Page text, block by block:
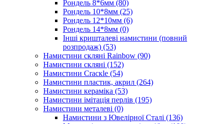
Рондель 8*6мм (80)
Рондель 10*8мм (25)
Рондель 12*10мм (6)
Рондель 14*8мм (0)
Інші кришталеві намистини (повний
розпродаж) (53)
Намистини скляні Rainbow (90)
Намистини скляні (152)
Намистини Cracкle (54)
Намистини пластик, акрил (264)
Намистини кераміка (53)
Намистини імітація перлів (195)
Намистини металеві (0)
Намистини з Ювелірної Сталі (136)